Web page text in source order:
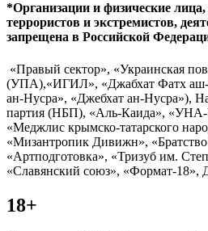
*Организации и физические
террористов и экстремистов,
запрещена в Российской
«Правый сектор», «Украинская
(УПА),«ИГИЛ», «Джабхат Фатх
ан-Нусра», «Джебхат ан-Нусра»),
партия (НБП), «Аль-Каида»,
«Меджлис крымско-татарского
«Мизантропик Дивижн»,
«Артподготовка», «Тризуб им.
«Славянский союз», «Формат-18»,
18+